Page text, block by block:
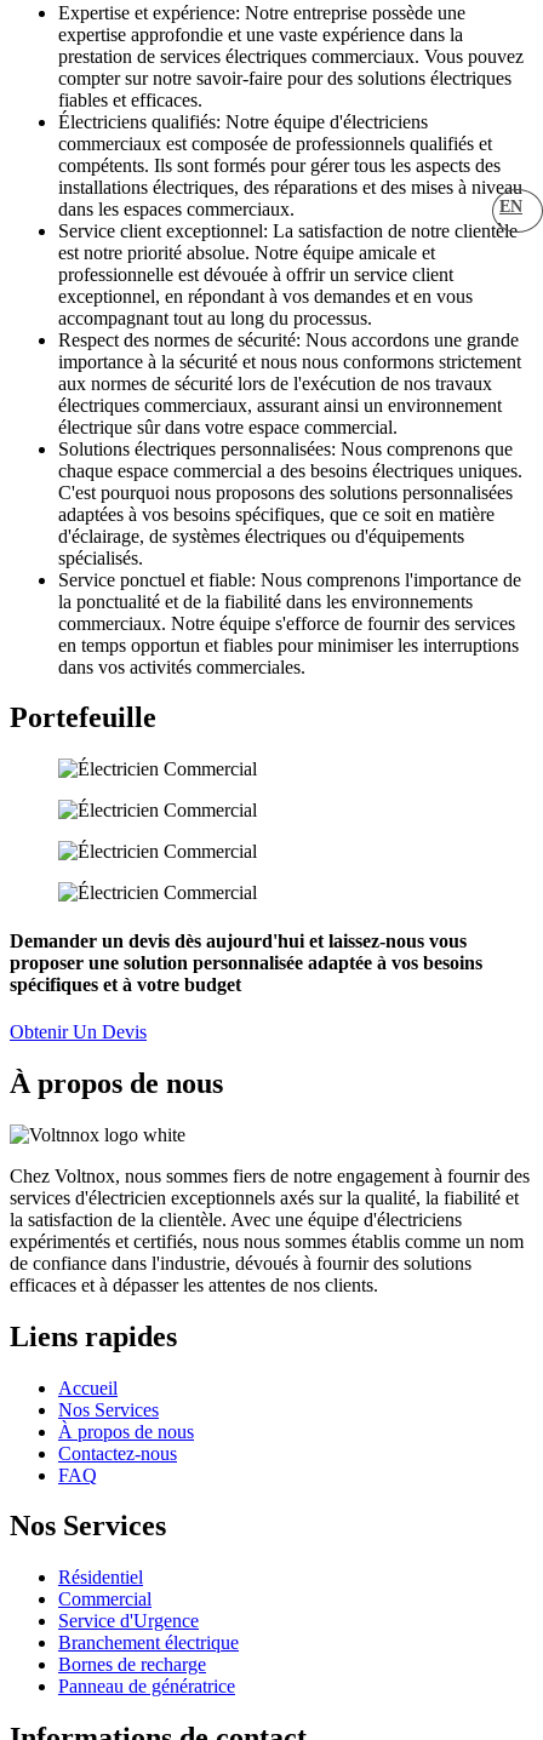
EN
Expertise et expérience: Notre entreprise possède une
expertise approfondie et une vaste expérience dans la
prestation de services électriques commerciaux. Vous pouvez
compter sur notre savoir-faire pour des solutions électriques
fiables et efficaces.
Électriciens qualifiés: Notre équipe d'électriciens
commerciaux est composée de professionnels qualifiés et
compétents. Ils sont formés pour gérer tous les aspects des
installations électriques, des réparations et des mises à niveau
dans les espaces commerciaux.
Service client exceptionnel: La satisfaction de notre clientèle
est notre priorité absolue. Notre équipe amicale et
professionnelle est dévouée à offrir un service client
exceptionnel, en répondant à vos demandes et en vous
accompagnant tout au long du processus.
Respect des normes de sécurité: Nous accordons une grande
importance à la sécurité et nous nous conformons strictement
aux normes de sécurité lors de l'exécution de nos travaux
électriques commerciaux, assurant ainsi un environnement
électrique sûr dans votre espace commercial.
Solutions électriques personnalisées: Nous comprenons que
chaque espace commercial a des besoins électriques uniques.
C'est pourquoi nous proposons des solutions personnalisées
adaptées à vos besoins spécifiques, que ce soit en matière
d'éclairage, de systèmes électriques ou d'équipements
spécialisés.
Service ponctuel et fiable: Nous comprenons l'importance de
la ponctualité et de la fiabilité dans les environnements
commerciaux. Notre équipe s'efforce de fournir des services
en temps opportun et fiables pour minimiser les interruptions
dans vos activités commerciales.
Portefeuille
Demander un devis dès aujourd'hui et laissez-nous vous
proposer une solution personnalisée adaptée à vos besoins
spécifiques et à votre budget
Obtenir Un Devis
À propos de nous
Chez Voltnox, nous sommes fiers de notre engagement à fournir des
services d'électricien exceptionnels axés sur la qualité, la fiabilité et
la satisfaction de la clientèle. Avec une équipe d'électriciens
expérimentés et certifiés, nous nous sommes établis comme un nom
de confiance dans l'industrie, dévoués à fournir des solutions
efficaces et à dépasser les attentes de nos clients.
Liens rapides
Accueil
Nos Services
À propos de nous
Contactez-nous
FAQ
Nos Services
Résidentiel
Commercial
Service d'Urgence
Branchement électrique
Bornes de recharge
Panneau de génératrice